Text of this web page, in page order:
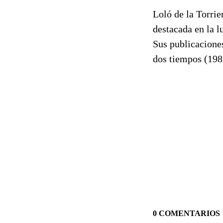
Loló de la
destacada en la
Sus
dos tiempos
0 COMENTARIOS